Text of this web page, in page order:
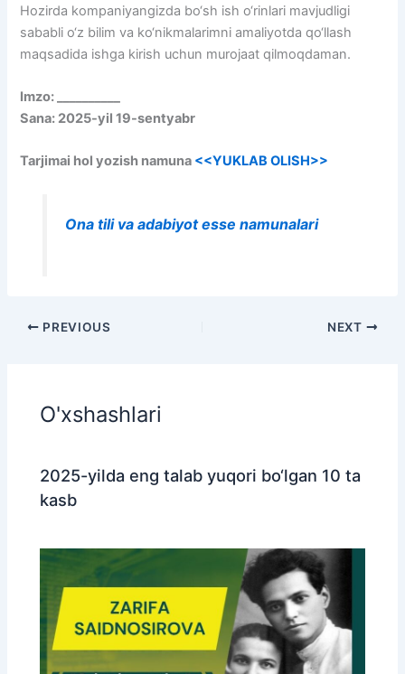
Hozirda kompaniyangizda bo‘sh ish o‘rinlari mavjudligi
sababli o‘z bilim va ko‘nikmalarimni amaliyotda qo‘llash
maqsadida ishga kirish uchun murojaat qilmoqdaman.
Imzo: __________
Sana: 2025-yil 19-sentyabr
Tarjimai hol yozish namuna <<YUKLAB OLISH>>
Ona tili va adabiyot esse namunalari
PREVIOUS NEXT
O'xshashlari
2025-yilda eng talab yuqori bo‘lgan 10 ta
kasb